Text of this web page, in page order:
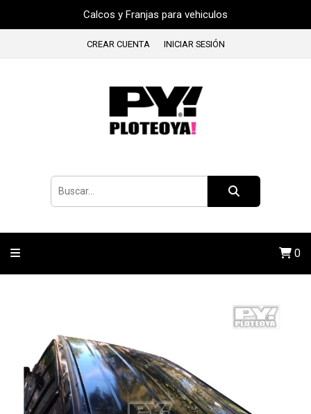
Calcos y Franjas para vehiculos
CREAR CUENTA INICIAR SESIÓN
0